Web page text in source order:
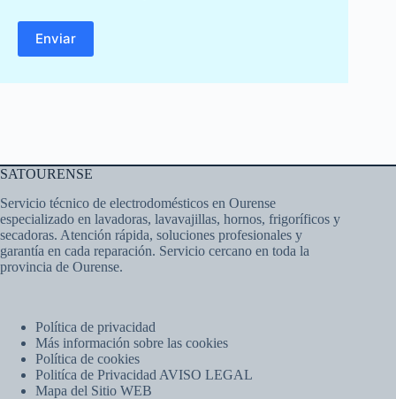
SATOURENSE
Servicio técnico de electrodomésticos en Ourense
especializado en lavadoras, lavavajillas, hornos, frigoríficos y
secadoras. Atención rápida, soluciones profesionales y
garantía en cada reparación. Servicio cercano en toda la
provincia de Ourense.
Política de privacidad
Más información sobre las cookies
Política de cookies
Politíca de Privacidad AVISO LEGAL
Mapa del Sitio WEB